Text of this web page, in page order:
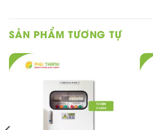
SẢN PHẨM TƯƠNG TỰ